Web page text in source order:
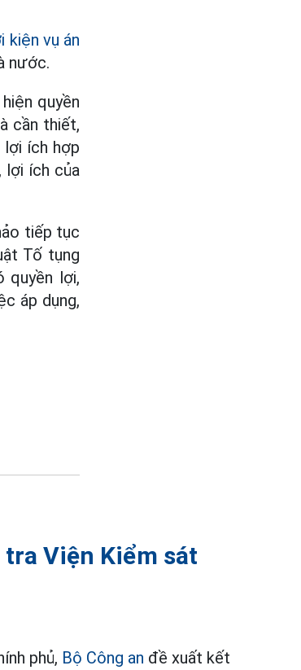
kiện vụ án
nước.
quyền
cần thiết,
lợi ích hợp
lợi ích của
tiếp tục
Tố tụng
quyền lợi,
áp dụng,
tra Viện Kiểm sát
phủ, Bộ Công an đề xuất kết